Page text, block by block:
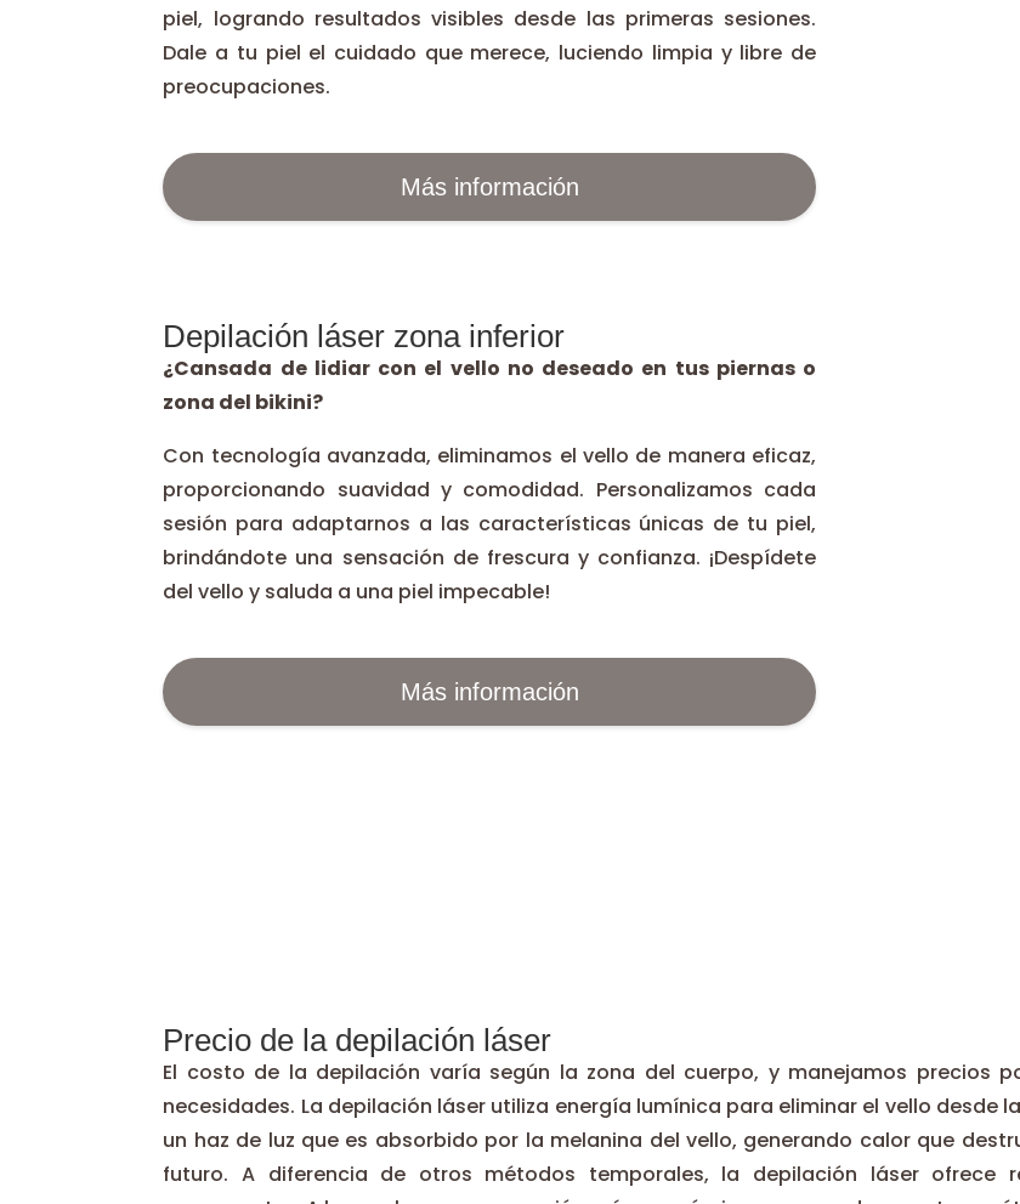
piel, logrando resultados visibles desde las primeras sesiones.
Dale a tu piel el cuidado que merece, luciendo limpia y libre de
preocupaciones.
Más información
Depilación láser zona inferior
¿Cansada de lidiar con el vello no deseado en tus piernas o
zona del bikini?
Con tecnología avanzada, eliminamos el vello de manera eficaz,
proporcionando suavidad y comodidad. Personalizamos cada
sesión para adaptarnos a las características únicas de tu piel,
brindándote una sensación de frescura y confianza. ¡Despídete
del vello y saluda a una piel impecable!
Más información
Precio de la depilación láser
El costo de la depilación varía según la zona del cuerpo, y manejamos precios
necesidades. La depilación láser utiliza energía lumínica para eliminar el vello desde
un haz de luz que es absorbido por la melanina del vello, generando calor que
futuro. A diferencia de otros métodos temporales, la depilación láser ofrece